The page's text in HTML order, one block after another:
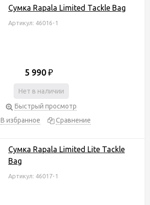
Сумка Rapala Limited Tackle Bag
Артикул: 46016-1
5 990 ₽
Нет в наличии
Быстрый просмотр
В избранное
Сравнение
Сумка Rapala Limited Lite Tackle
Bag
Артикул: 46017-1